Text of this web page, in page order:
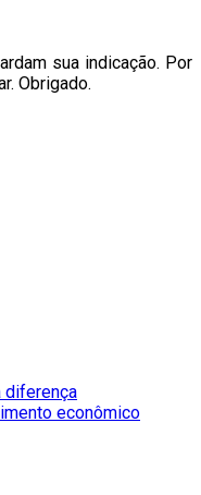
sua indicação. Por
Obrigado.
diferença
econômico